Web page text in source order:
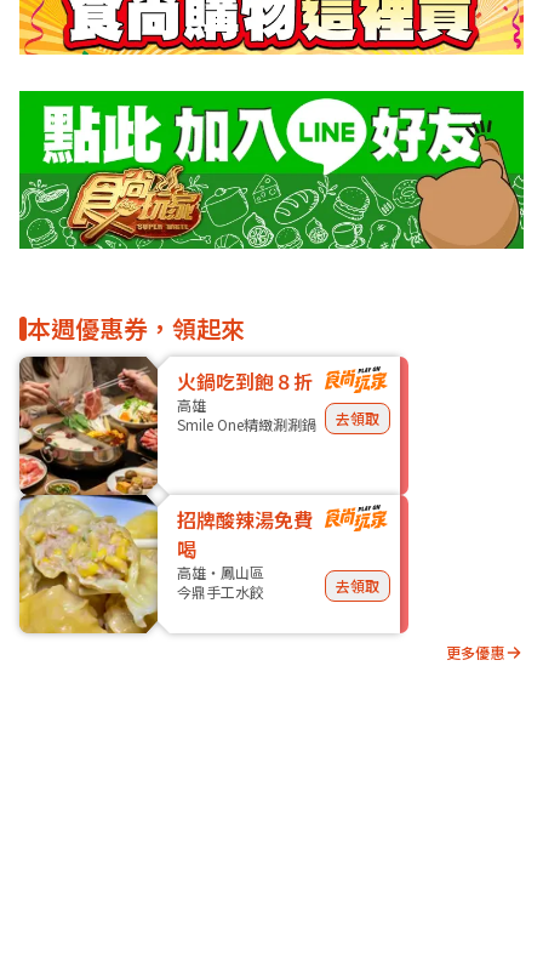
本週優惠券，領起來
火鍋吃到飽８折
高雄
Smile One精緻涮涮鍋
去領取
招牌酸辣湯免費
喝
高雄・鳳山區
今鼎手工水餃
去領取
更多優惠